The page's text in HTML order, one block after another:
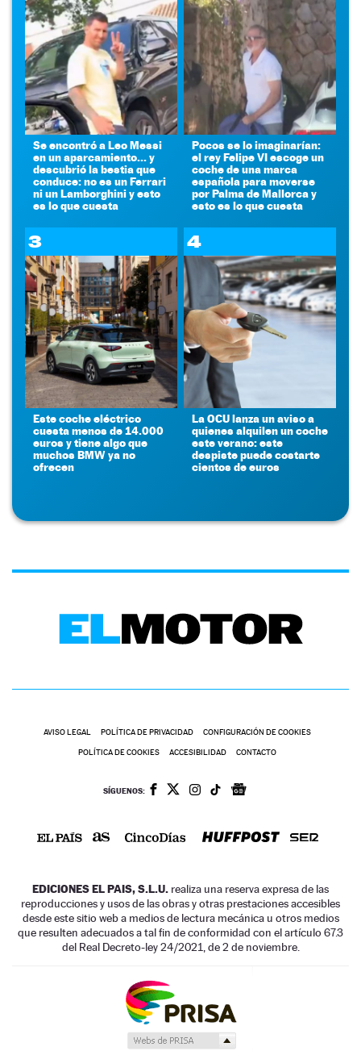
Se encontró a Leo Messi
en un aparcamiento... y
descubrió la bestia que
conduce: no es un Ferrari
ni un Lamborghini y esto
es lo que cuesta
Pocos se lo imaginarían:
el rey Felipe VI escoge un
coche de una marca
española para moverse
por Palma de Mallorca y
esto es lo que cuesta
3
Este coche eléctrico
cuesta menos de 14.000
euros y tiene algo que
muchos BMW ya no
ofrecen
4
La OCU lanza un aviso a
quienes alquilen un coche
este verano: este
despiste puede costarte
cientos de euros
AVISO LEGAL POLÍTICA DE PRIVACIDAD CONFIGURACIÓN DE COOKIES
POLÍTICA DE COOKIES ACCESIBILIDAD CONTACTO
SÍGUENOS:
EDICIONES EL PAIS, S.L.U. realiza una reserva expresa de las
reproducciones y usos de las obras y otras prestaciones accesibles
desde este sitio web a medios de lectura mecánica u otros medios
que resulten adecuados a tal fin de conformidad con el artículo 67.3
del Real Decreto-ley 24/2021, de 2 de noviembre.